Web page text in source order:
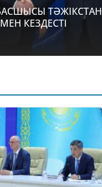
ТӘЖІКСТАН
КЕЗДЕСТІ